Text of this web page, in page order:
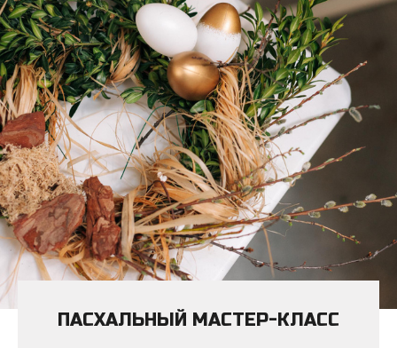
ПАСХАЛЬНЫЙ МАСТЕР-КЛАСС